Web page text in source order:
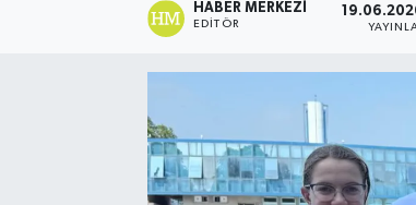
HABER MERKEZI
EDITÖR
Tüm Manşetler
Haber Arşivi